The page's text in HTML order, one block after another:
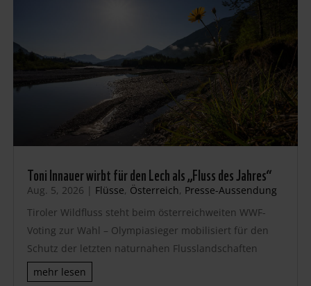
Toni Innauer wirbt für den Lech als „Fluss des Jahres“
Aug. 5, 2026 | Flüsse, Österreich, Presse-Aussendung
Tiroler Wildfluss steht beim österreichweiten WWF-
Voting zur Wahl – Olympiasieger mobilisiert für den
Schutz der letzten naturnahen Flusslandschaften
mehr lesen